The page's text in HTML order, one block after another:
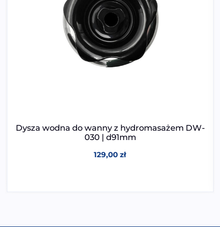
Dysza wodna do wanny z hydromasażem DW-
030 | d91mm
129,00zł